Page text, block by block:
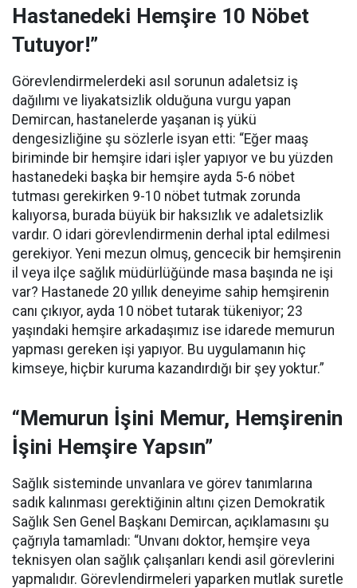
Hastanedeki Hemşire 10 Nöbet
Tutuyor!”
Görevlendirmelerdeki asıl sorunun adaletsiz iş
dağılımı ve liyakatsizlik olduğuna vurgu yapan
Demircan, hastanelerde yaşanan iş yükü
dengesizliğine şu sözlerle isyan etti: “Eğer maaş
biriminde bir hemşire idari işler yapıyor ve bu yüzden
hastanedeki başka bir hemşire ayda 5-6 nöbet
tutması gerekirken 9-10 nöbet tutmak zorunda
kalıyorsa, burada büyük bir haksızlık ve adaletsizlik
vardır. O idari görevlendirmenin derhal iptal edilmesi
gerekiyor. Yeni mezun olmuş, gencecik bir hemşirenin
il veya ilçe sağlık müdürlüğünde masa başında ne işi
var? Hastanede 20 yıllık deneyime sahip hemşirenin
canı çıkıyor, ayda 10 nöbet tutarak tükeniyor; 23
yaşındaki hemşire arkadaşımız ise idarede memurun
yapması gereken işi yapıyor. Bu uygulamanın hiç
kimseye, hiçbir kuruma kazandırdığı bir şey yoktur.”
“Memurun İşini Memur, Hemşirenin
İşini Hemşire Yapsın”
Sağlık sisteminde unvanlara ve görev tanımlarına
sadık kalınması gerektiğinin altını çizen Demokratik
Sağlık Sen Genel Başkanı Demircan, açıklamasını şu
çağrıyla tamamladı: “Unvanı doktor, hemşire veya
teknisyen olan sağlık çalışanları kendi asil görevlerini
yapmalıdır. Görevlendirmeleri yaparken mutlak suretle